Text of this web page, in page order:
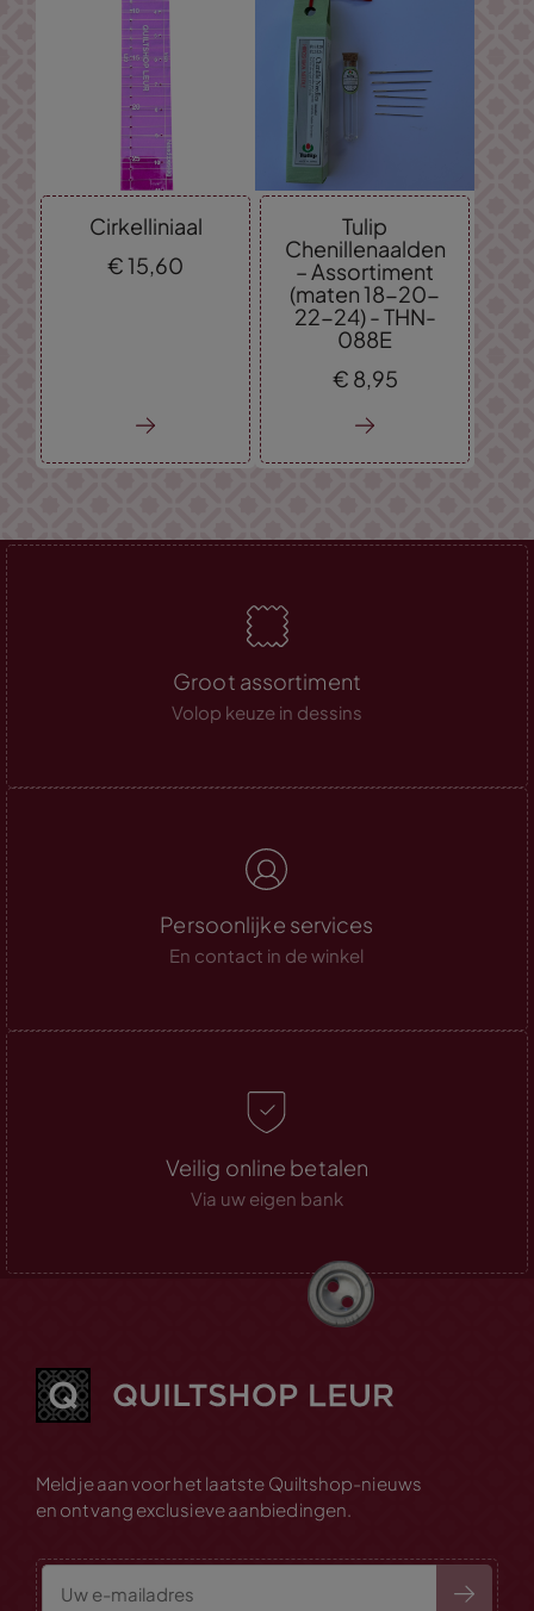
Cirkelliniaal
€15, 60
Tulip
Chenillenaalden
– Assortiment
(maten 18-20-
22-24) - THN-
088E
€ 8, 95
Groot assortiment
Volop keuze in dessins
Persoonlijke services
En contact in de winkel
Veilig online betalen
Via uw eigen bank
Meld je aan voor het laatste Quiltshop-nieuws
en ontvang exclusieve aanbiedingen.